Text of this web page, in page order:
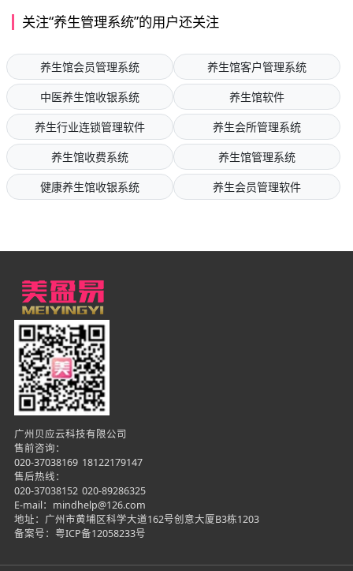
关注“养生管理系统”的用户还关注
养生馆会员管理系统
养生馆客户管理系统
中医养生馆收银系统
养生馆软件
养生行业连锁管理软件
养生会所管理系统
养生馆收费系统
养生馆管理系统
健康养生馆收银系统
养生会员管理软件
广州贝应云科技有限公司
售前咨询：
020-37038169 18122179147
售后热线：
020-37038152 020-89286325
E-mail：mindhelp@126.com
地址：广州市黄埔区科学大道162号创意大厦B3栋1203
备案号： 粤ICP备12058233号